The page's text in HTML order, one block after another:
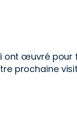
ont œuvré
prochaine